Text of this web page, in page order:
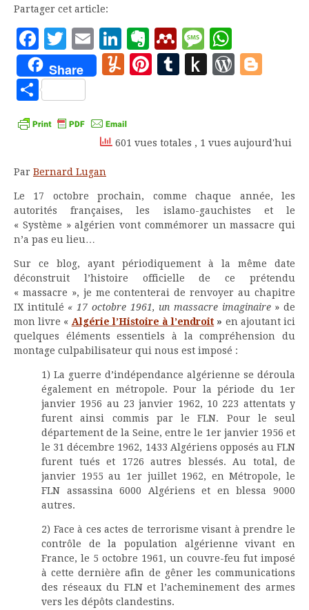
Partager cet article:
Facebook
Twitter
EmailLinkedIn
Evernote
Mendeley
Message
Share Yummly
Pinterest
Tumblr
Push
Partager
601 vues totales , 1 vues aujourd'hui
Par Bernard Lugan
Le 17 octobre prochain, comme chaque année, les
autorités françaises, les islamo-gauchistes et le
« Système » algérien vont commémorer un massacre qui
n’a pas eu lieu…
Sur ce blog, ayant périodiquement à la même date
déconstruit l’histoire officielle de ce prétendu
« massacre », je me contenterai de renvoyer au chapitre
IX intitulé « 17 octobre 1961, un massacre imaginaire» de
mon livre « Algérie l’Histoire à l’endroit » en ajoutant ici
quelques éléments essentiels à la compréhension du
montage culpabilisateur qui nous est imposé :
1) La guerre d’indépendance algérienne se déroula
également en métropole. Pour la période du 1er
janvier 1956 au 23 janvier 1962, 10 223 attentats y
furent ainsi commis par le FLN. Pour le seul
département de la Seine, entre le 1er janvier 1956 et
le 31 décembre 1962, 1433 Algériens opposés au FLN
furent tués et 1726 autres blessés. Au total, de
janvier 1955 au 1er juillet 1962, en Métropole, le
FLN assassina 6000 Algériens et en blessa 9000
autres.
2) Face à ces actes de terrorisme visant à prendre le
contrôle de la population algérienne vivant en
France, le 5 octobre 1961, un couvre-feu fut imposé
à cette dernière afin de gêner les communications
des réseaux du FLN et l’acheminement des armes
vers les dépôts clandestins.